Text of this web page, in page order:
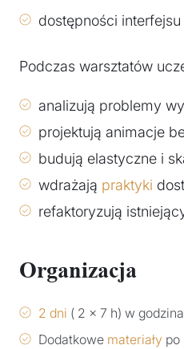
dostępności interfejsu
Podczas warsztatów
analizują problemy
projektują animacje
budują elastyczne i
wdrażają praktyki
refaktoryzują
Organizacja
2 dni ( 2 x 7 h) w
Dodatkowe materiały po